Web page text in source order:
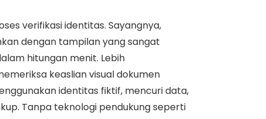
verifikasi identitas. Sayangnya,
dengan tampilan yang sangat
hitungan menit. Lebih
keaslian visual dokumen
identitas fiktif, mencuri data,
Tanpa teknologi pendukung seperti